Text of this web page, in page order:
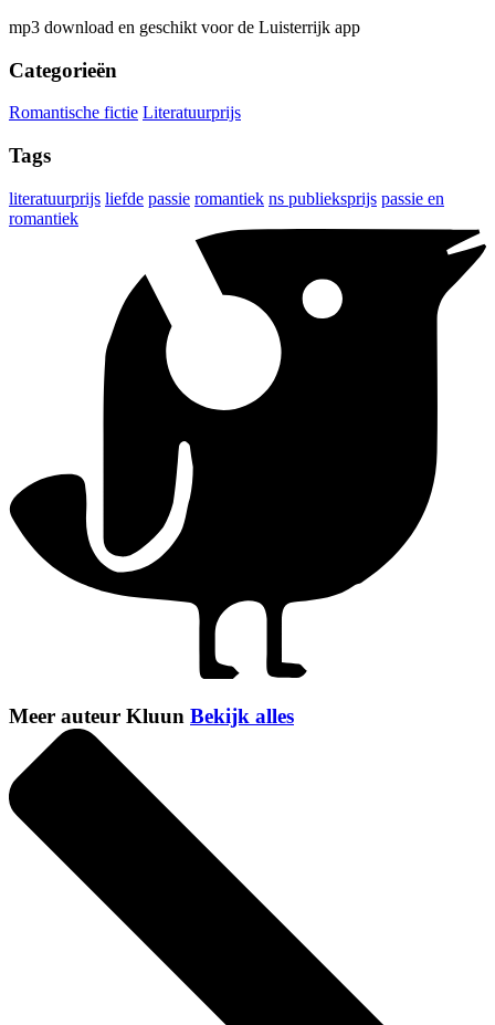
mp3 download en geschikt voor de Luisterrijk app
Categorieën
Romantische fictie Literatuurprijs
Tags
literatuurprijs liefde passie romantiek ns publieksprijs passie en
romantiek
Meer auteur Kluun Bekijk alles